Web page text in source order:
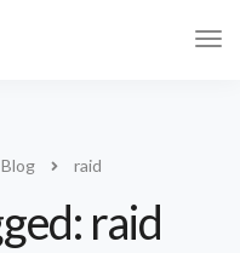
Blog raid
raid